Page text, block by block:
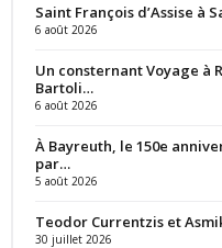
Saint François d’Assise à
6 août 2026
Un consternant Voyage à
Bartoli…
6 août 2026
À Bayreuth, le 150e
par…
5 août 2026
Teodor Currentzis et
30 juillet 2026